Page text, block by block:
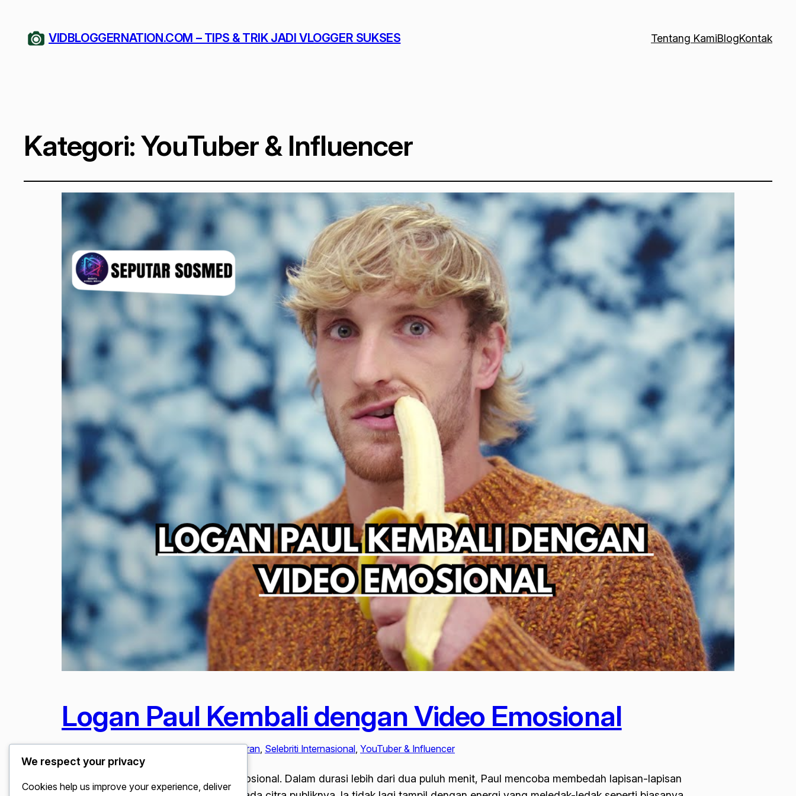
VIDBLOGGERNATION.COM – TIPS & TRIK JADI VLOGGER SUKSES Tentang KamiBlogKontak
Kategori:YouTuber & Influencer
Logan Paul Kembali dengan Video Emosional
Februari 6, 2026Digital & Media Sosial, Hiburan Selebriti Internasional YouTuber & Influencer
Logan Paul Kembali dengan Video Emosional. Dalam durasi lebih dari dua puluh menit, Paul mencoba membedah lapisan-lapisan
We respect your privacy
Cookies help us improve your experience, deliver